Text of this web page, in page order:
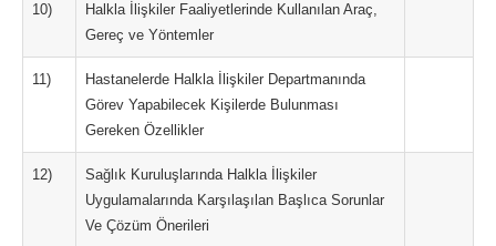
10)
Halkla İlişkiler Faaliyetlerinde Kullanılan Araç,
Gereç ve Yöntemler
11)
Hastanelerde Halkla İlişkiler Departmanında
Görev Yapabilecek Kişilerde Bulunması
Gereken Özellikler
12)
Sağlık Kuruluşlarında Halkla İlişkiler
Uygulamalarında Karşılaşılan Başlıca Sorunlar
Ve Çözüm Önerileri